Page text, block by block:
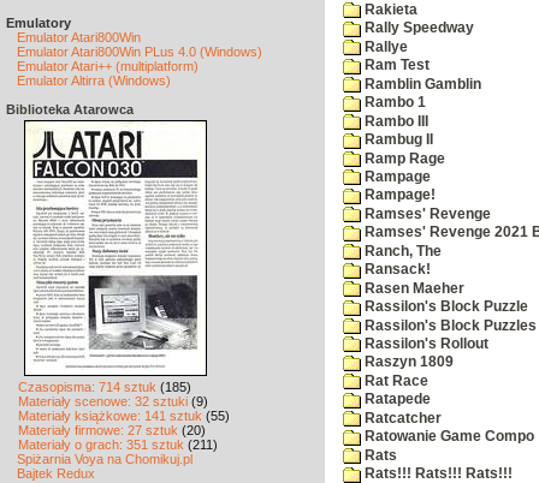
Emulatory
Emulator Atari800Win
Emulator Atari800Win PLus 4.0 (Windows)
Emulator Atari++ (multiplatform)
Emulator Altirra (Windows)
Biblioteka Atarowca
Czasopisma: 714 sztuk (185)
Materiały scenowe: 32 sztuki (9)
Materiały książkowe: 141 sztuk (55)
Materiały firmowe: 27 sztuk (20)
Materiały o grach: 351 sztuk (211)
Spiżarnia Voya na Chomikuj.pl
Bajtek Redux
Rakieta
Rally Speedway
Rallye
Ram Test
Ramblin Gamblin
Rambo 1
Rambo III
Rambug II
Ramp Rage
Rampage
Rampage!
Ramses' Revenge
Ramses' Revenge 2021
Ranch, The
Ransack!
Rasen Maeher
Rassilon's Block Puzzle
Rassilon's Block Puzzles
Rassilon's Rollout
Raszyn 1809
Rat Race
Ratapede
Ratcatcher
Ratowanie Game Compo
Rats
Rats!!! Rats!!! Rats!!!